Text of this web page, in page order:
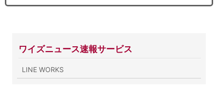
ワイズニュース速報サービス
LINE WORKS